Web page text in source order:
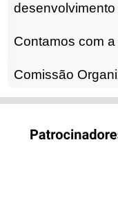
Contamos com
Comissão